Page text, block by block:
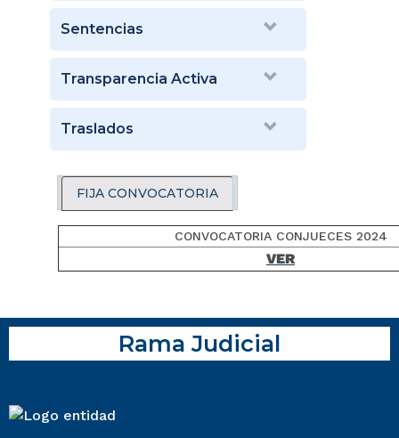
Sentencias
Transparencia Activa
Traslados
FIJA CONVOCATORIA
CONVOCATORIA CONJUECES 2024
VER
Rama Judicial